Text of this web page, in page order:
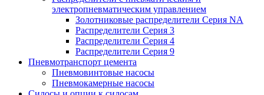
электропневматическим управлением
Золотниковые распределители Серия NA
Распределители Серия 3
Распределители Серия 4
Распределители Серия 9
Пневмотранспорт цемента
Пневмовинтовые насосы
Пневмокамерные насосы